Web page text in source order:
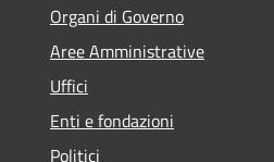
Organi di Governo
Aree Amministrative
Uffici
Enti e fondazioni
Politici